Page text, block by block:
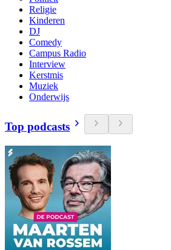
Religie
Kinderen
DJ
Comedy
Campus Radio
Interview
Kerstmis
Muziek
Onderwijs
Top podcasts